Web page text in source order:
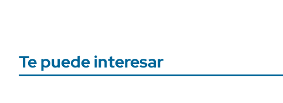
Te puede interesar